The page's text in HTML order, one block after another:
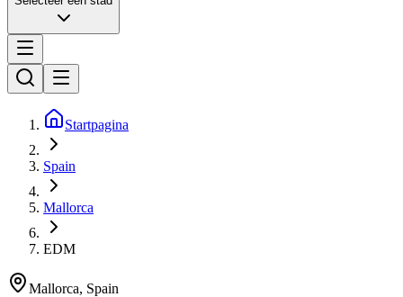
Startpagina
Spain
Mallorca
EDM
Mallorca, Spain